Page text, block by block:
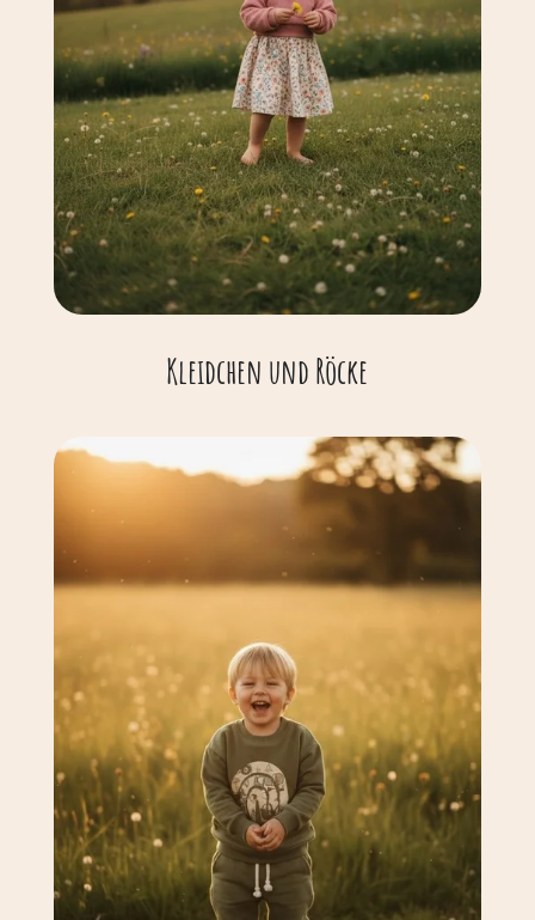
Kleidchen und Röcke